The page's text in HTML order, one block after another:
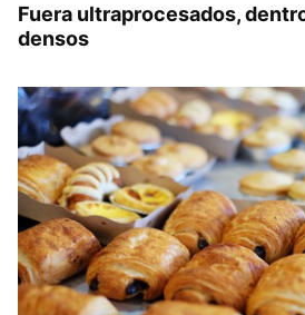
Fuera ultraprocesados,
densos